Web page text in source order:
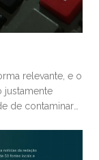
relevante, e o
justamente
de contaminar
discussão um